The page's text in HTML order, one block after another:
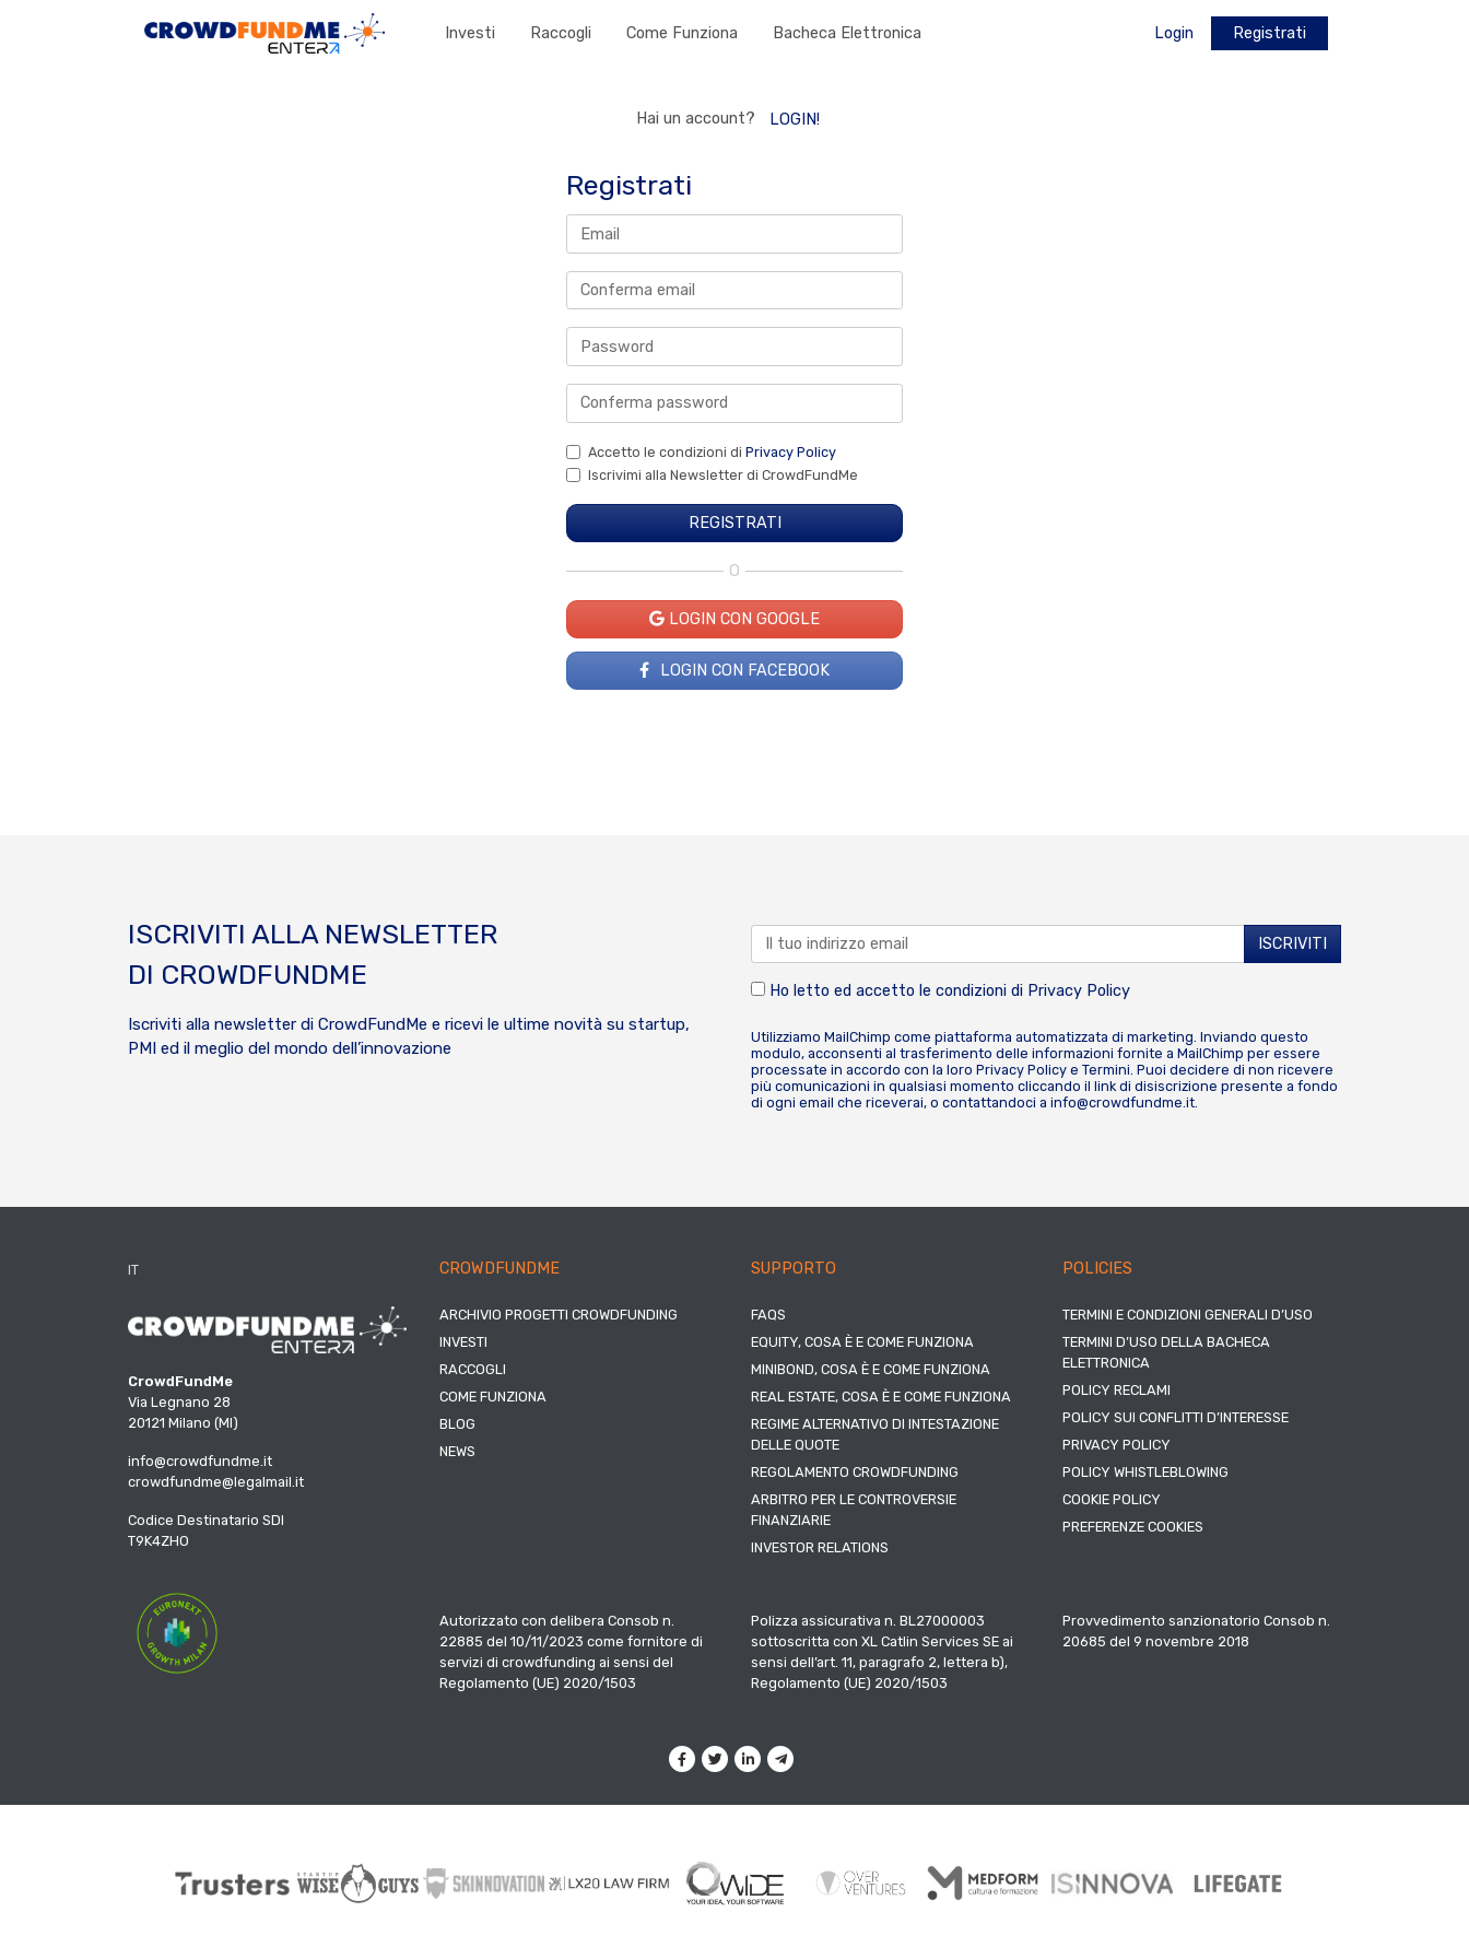
Investi Raccogli Come Funziona Bacheca Elettronica Login Registrati
Hai un account? LOGIN!
Registrati
Accetto le condizioni di Privacy Policy
Iscrivimi alla Newsletter di CrowdFundMe
O
LOGIN CON GOOGLE
LOGIN CON FACEBOOK
ISCRIVITI ALLA NEWSLETTER
DI CROWDFUNDME
Iscriviti alla newsletter di CrowdFundMe e ricevi le ultime novità su startup,
PMI ed il meglio del mondo dell’innovazione
Ho letto ed accetto le condizioni di Privacy Policy
Utilizziamo MailChimp come piattaforma automatizzata di marketing. Inviando questo
modulo, acconsenti al trasferimento delle informazioni fornite a MailChimp per essere
processate in accordo con la loro Privacy Policy e Termini. Puoi decidere di non ricevere
più comunicazioni in qualsiasi momento cliccando il link di disiscrizione presente a fondo
di ogni email che riceverai, o contattandoci a info@crowdfundme.it.
IT
CrowdFundMe
Via Legnano 28
20121 Milano (MI)
info@crowdfundme.it
crowdfundme@legalmail.it
Codice Destinatario SDI
T9K4ZHO
CROWDFUNDME
ARCHIVIO PROGETTI CROWDFUNDING
INVESTI
RACCOGLI
COME FUNZIONA
BLOG
NEWS
SUPPORTO
FAQS
EQUITY, COSA È E COME FUNZIONA
MINIBOND, COSA È E COME FUNZIONA
REAL ESTATE, COSA È E COME FUNZIONA
REGIME ALTERNATIVO DI INTESTAZIONE
DELLE QUOTE
REGOLAMENTO CROWDFUNDING
ARBITRO PER LE CONTROVERSIE
FINANZIARIE
INVESTOR RELATIONS
POLICIES
TERMINI E CONDIZIONI GENERALI D’USO
TERMINI D’USO DELLA BACHECA
ELETTRONICA
POLICY RECLAMI
POLICY SUI CONFLITTI D’INTERESSE
PRIVACY POLICY
POLICY WHISTLEBLOWING
COOKIE POLICY
PREFERENZE COOKIES
Autorizzato con delibera Consob n.
22885 del 10/11/2023 come fornitore di
servizi di crowdfunding ai sensi del
Regolamento (UE) 2020/1503
Polizza assicurativa n. BL27000003
sottoscritta con XL Catlin Services SE ai
sensi dell’art. 11, paragrafo 2, lettera b),
Regolamento (UE) 2020/1503
Provvedimento sanzionatorio Consob n.
20685 del 9 novembre 2018